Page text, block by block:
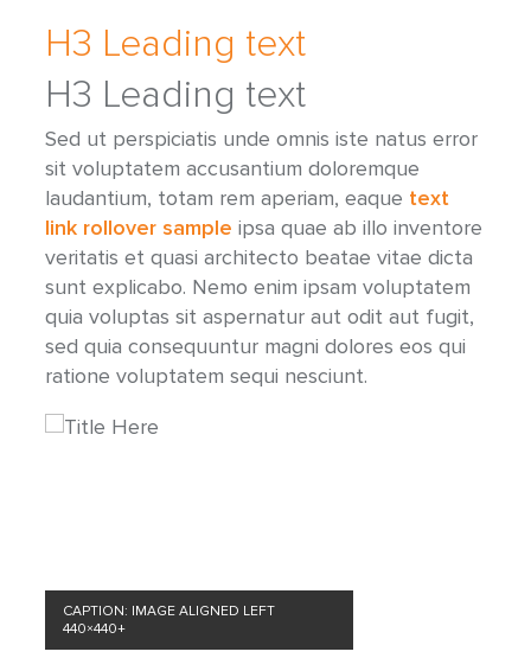
H3 Leading text
H3 Leading text
Sed ut perspiciatis unde omnis iste natus error
sit voluptatem accusantium doloremque
laudantium, totam rem aperiam, eaque text
link rollover sample ipsa quae ab illo inventore
veritatis et quasi architecto beatae vitae dicta
sunt explicabo. Nemo enim ipsam voluptatem
quia voluptas sit aspernatur aut odit aut fugit,
sed quia consequuntur magni dolores eos qui
ratione voluptatem sequi nesciunt.
CAPTION: IMAGE ALIGNED LEFT
440×440+